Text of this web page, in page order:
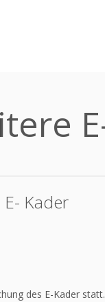
Kader
des E-Kader